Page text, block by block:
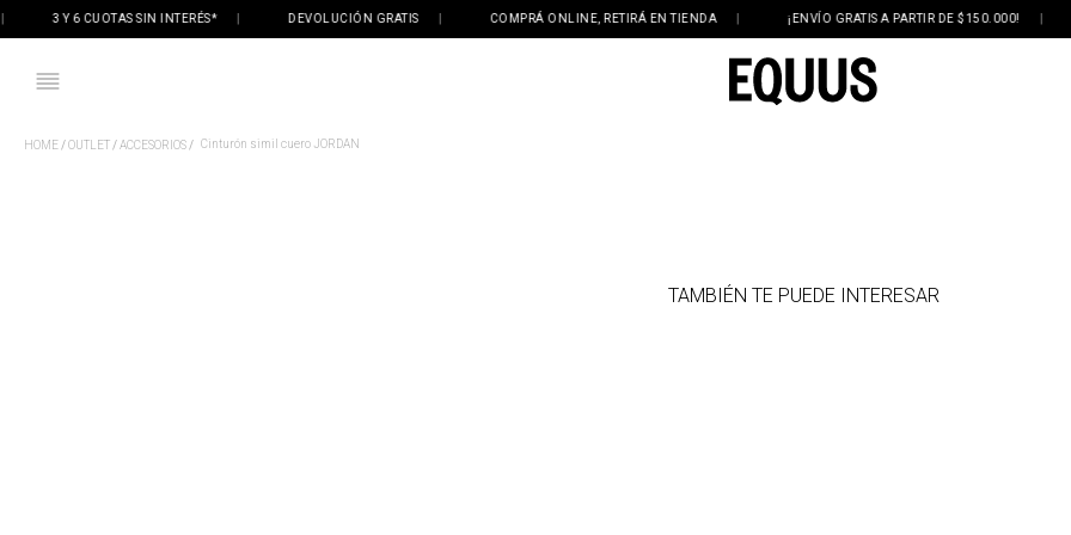
3 Y 6 CUOTAS SIN INTERÉS* | DEVOLUCIÓN GRATIS | COMPRÁ ONLINE, RETIRÁ EN TIENDA | ¡ENVÍO GRATIS A PARTIR DE $150.000! |
OUTLET ACCESORIOS Cinturón simil cuero JORDAN
TAMBIÉN TE PUEDE INTERESAR